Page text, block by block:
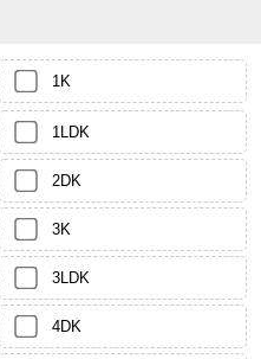
1K
1LDK
2DK
3K
3LDK
4DK